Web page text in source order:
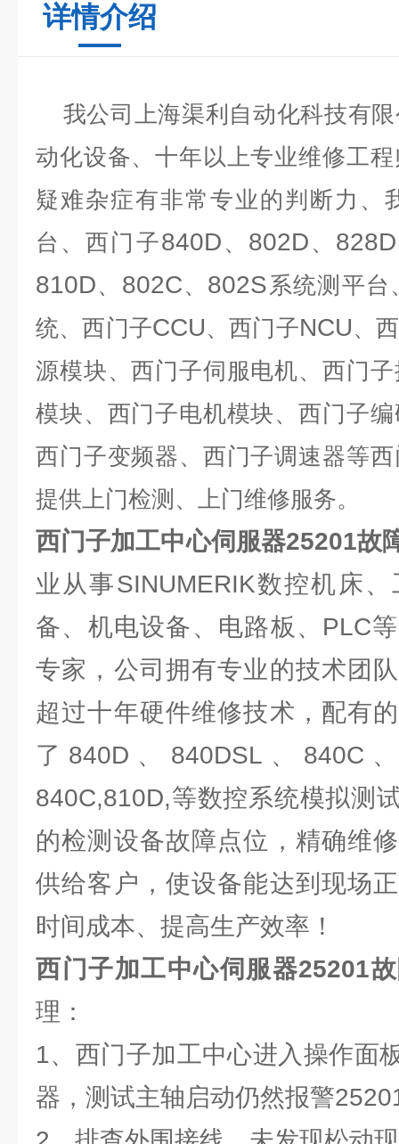
详情介绍
我公司上海渠利自动化科技有
动化设备、十年以上专业维修工
疑难杂症有非常专业的判断力、
台、西门子840D 、 802D 、 828D
810D、 802C、 802S系统测平台
统、西门子CCU、西门子NCU、
源模块、西门子伺服电机、西门
模块、西门子电机模块、西门子
西门子变频器、西门子调速器等
提供上门检测、上门维修服务。
西门子加工中心伺服器25201故
业从事SINUMERIK数控机床
备、机电设备、电路板、PLC
专家，公司拥有专业的技术团
超过十年硬件维修技术，配有
了840D、840DSL、840C
840C,810D,等数控系统模拟测
的检测设备故障点位，精确维
供给客户，使设备能达到现场
时间成本、提高生产效率！
西门子加工中心伺服器25201
理：
1、西门子加工中心进入操作面
器，测试主轴启动仍然报警